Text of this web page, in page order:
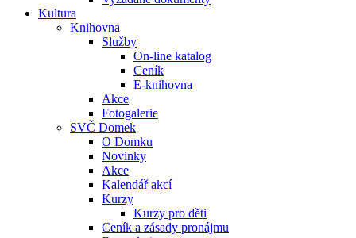
Kultura
Knihovna
Služby
On-line katalog
Ceník
E-knihovna
Akce
Fotogalerie
SVČ Domek
O Domku
Novinky
Akce
Kalendář akcí
Kurzy
Kurzy pro děti
Ceník a zásady pronájmu